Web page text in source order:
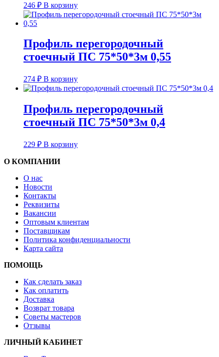
246 ₽ В корзину
Профиль перегородочный
стоечный ПС 75*50*3м 0,55
274 ₽ В корзину
Профиль перегородочный
стоечный ПС 75*50*3м 0,4
229 ₽ В корзину
О КОМПАНИИ
О нас
Новости
Контакты
Реквизиты
Вакансии
Оптовым клиентам
Поставщикам
Политика конфиденциальности
Карта сайта
ПОМОЩЬ
Как сделать заказ
Как оплатить
Доставка
Возврат товара
Советы мастеров
Отзывы
ЛИЧНЫЙ КАБИНЕТ